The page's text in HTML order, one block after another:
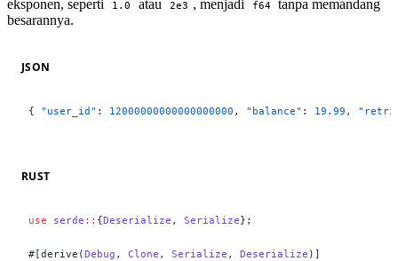
eksponen, seperti 1.0 atau 2e3 , menjadi f64
tanpa memandang
besarannya.
JSON
{ "user_id" : 12000000000000000000 , "balance" : 19.99 ,
RUST
use serde :: {Deserialize , Serialize};
#[derive(Debug , Clone , Serialize , Deserialize )]